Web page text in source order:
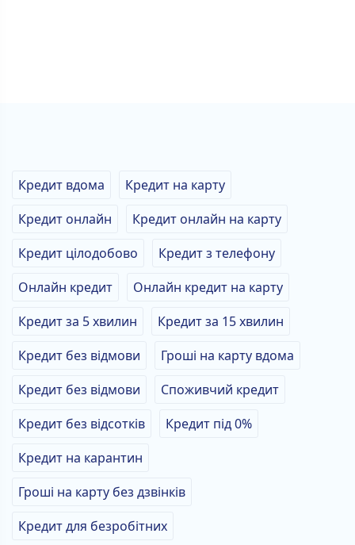
Кредит вдома
Кредит на карту
Кредит онлайн
Кредит онлайн на карту
Кредит цілодобово
Кредит з телефону
Онлайн кредит
Онлайн кредит на карту
Кредит за 5 хвилин
Кредит за 15 хвилин
Кредит без відмови
Гроші на карту вдома
Кредит без відмови
Споживчий кредит
Кредит без відсотків
Кредит під 0%
Кредит на карантин
Гроші на карту без дзвінків
Кредит для безробітних